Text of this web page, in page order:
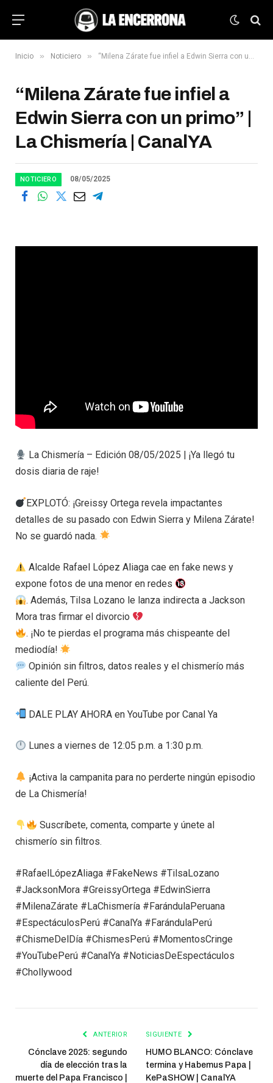
Inicio » Noticiero » “Milena Zárate fue infiel a Edwin Sierra con un primo” | La Chismería | CanalYA
“Milena Zárate fue infiel a
Edwin Sierra con un primo” |
La Chismería | CanalYA
NOTICIERO 08/05/2025
La Chismería – Edición 08/05/2025 | ¡Ya llegó tu
dosis diaria de raje!
EXPLOTÓ: ¡Greissy Ortega revela impactantes
detalles de su pasado con Edwin Sierra y Milena Zárate!
No se guardó nada.
Alcalde Rafael López Aliaga cae en fake news y
expone fotos de una menor en redes
. Además, Tilsa Lozano le lanza indirecta a Jackson
Mora tras firmar el divorcio
. ¡No te pierdas el programa más chispeante del
mediodía!
Opinión sin filtros, datos reales y el chismerío más
caliente del Perú.
DALE PLAY AHORA en YouTube por Canal Ya
Lunes a viernes de 12:05 p.m. a 1:30 p.m.
¡Activa la campanita para no perderte ningún episodio
de La Chismería!
Suscríbete, comenta, comparte y únete al
chismerío sin filtros.
#RafaelLópezAliaga #FakeNews #TilsaLozano
#JacksonMora #GreissyOrtega #EdwinSierra
#MilenaZárate #LaChismería #FarándulaPeruana
#EspectáculosPerú #CanalYa #FarándulaPerú
#ChismeDelDía #ChismesPerú #MomentosCringe
#YouTubePerú #CanalYa #NoticiasDeEspectáculos
#Chollywood
ANTERIOR
Cónclave 2025: segundo
día de elección tras la
muerte del Papa Francisco |
SIGUIENTE
HUMO BLANCO: Cónclave
termina y Habemus Papa |
KePaSHOW | CanalYA